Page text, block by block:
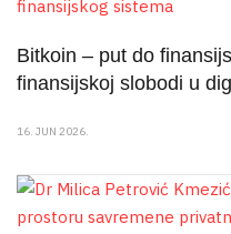
Bitkoin – put do
finansijskoj slobodi u
16. JUN 2026.